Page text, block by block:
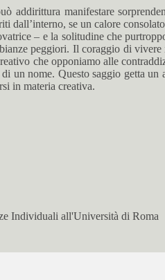
addirittura manifestare
dall’interno, se un calore
– e la solitudine che
peggiori. Il coraggio di
che opponiamo alle
un nome. Questo saggio getta
in materia creativa.
Individuali all'Università di Roma